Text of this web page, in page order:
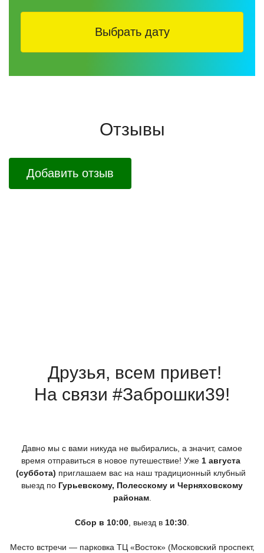
Выбрать дату
Отзывы
Добавить отзыв
Друзья, всем привет!
На связи #Заброшки39!
Давно мы с вами никуда не выбирались, а значит, самое
время отправиться в новое путешествие! Уже 1 августа
(суббота) приглашаем вас на наш традиционный клубный
выезд по Гурьевскому, Полесскому и Черняховскому
районам.
Сбор в 10:00 , выезд в 10:30
Место встречи — парковка ТЦ «Восток» (Московский проспект,